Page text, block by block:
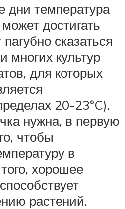
дни температура
достигать
сказаться
многих культур
для которых
20-23°C).
нужна, в первую
чтобы
в
хорошее
растений.